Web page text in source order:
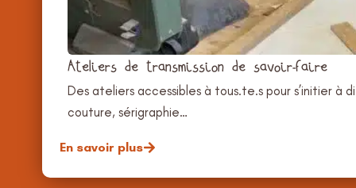
Ateliers de transmission de savoir-faire
Des ateliers accessibles à tous.te.s pour s’initier
couture, sérigraphie…
En savoir plus